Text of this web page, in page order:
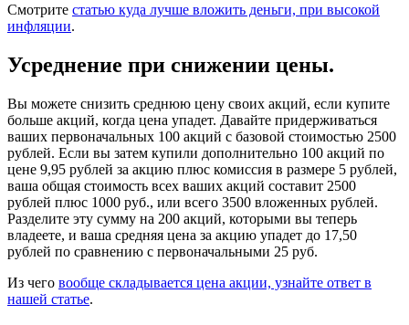
Смотрите статью куда лучше вложить деньги, при высокой
инфляции.
Усреднение при снижении цены.
Вы можете снизить среднюю цену своих акций, если купите
больше акций, когда цена упадет. Давайте придерживаться
ваших первоначальных 100 акций с базовой стоимостью 2500
рублей. Если вы затем купили дополнительно 100 акций по
цене 9,95 рублей за акцию плюс комиссия в размере 5 рублей,
ваша общая стоимость всех ваших акций составит 2500
рублей плюс 1000 руб., или всего 3500 вложенных рублей.
Разделите эту сумму на 200 акций, которыми вы теперь
владеете, и ваша средняя цена за акцию упадет до 17,50
рублей по сравнению с первоначальными 25 руб.
Из чего вообще складывается цена акции, узнайте ответ в
нашей статье.